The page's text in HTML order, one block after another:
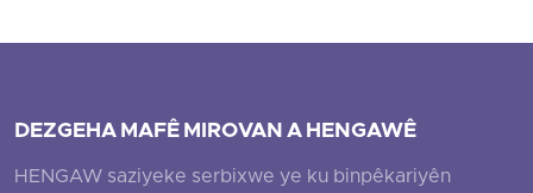
DEZGEHA MAFÊ MIROVAN A HENGAWÊ
HENGAW saziyeke serbixwe ye ku binpêkariyên